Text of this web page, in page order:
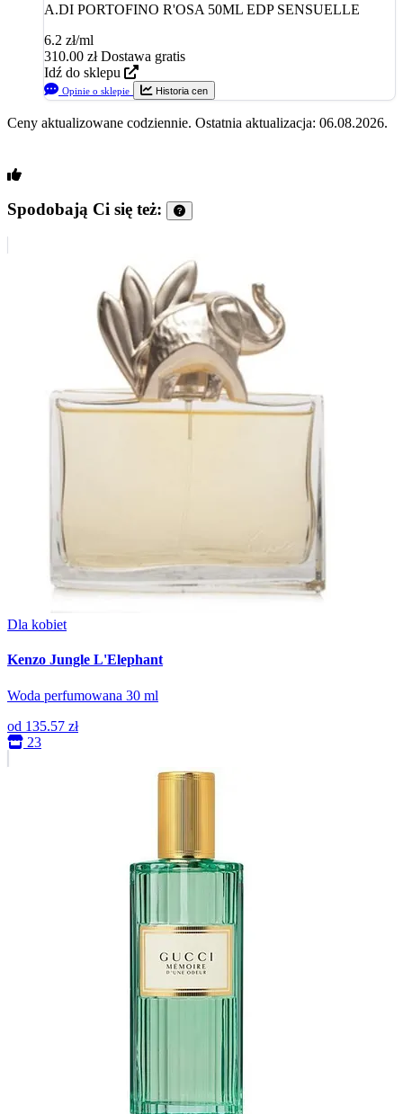
A.DI PORTOFINO R'OSA 50ML EDP SENSUELLE
6.2 zł/ml
310.00 zł Dostawa gratis
Idź do sklepu
Opinie o sklepie Historia cen
Ceny aktualizowane codziennie. Ostatnia aktualizacja: 06.08.2026.
Spodobają Ci się też:
Dla kobiet
Kenzo Jungle L'Elephant
Woda perfumowana 30 ml
od 135.57 zł
23